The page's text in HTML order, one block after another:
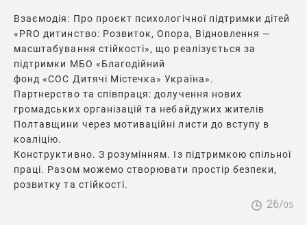
Взаємодія: Про проєкт психологічної підтримки дітей
«PRO дитинство: Розвиток, Опора, Відновлення —
масштабування стійкості», що реалізується за
підтримки МБО «Благодійний
фонд «СОС Дитячі Містечка» Україна».
Партнерство та співпраця: долучення нових
громадських організацій та небайдужих жителів
Полтавщини через мотиваційні листи до вступу в
коаліцію.
Конструктивно. З розумінням. Із підтримкою спільної
праці. Разом можемо створювати простір безпеки,
розвитку та стійкості.
26/05